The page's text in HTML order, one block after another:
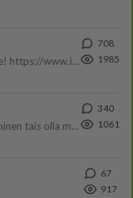
Nyt menee kissalan poikien touhu liian pitkälle! https://www.is.fi/kotimaa/art-2000012193221.html Karu video mopomiiti
708
1985
Menikös öoliisilta yli tuo mppedinkans kisaaminen tais olla melkoinen riski vahigoittaa tarpeettomasti jopa kuolla tuoss
340
1061
67
917